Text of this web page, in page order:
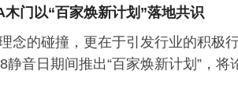
木门以“百家焕新计划”落地共识
念的碰撞，更在于引发行业的积极
静音日期间推出“百家焕新计划”，